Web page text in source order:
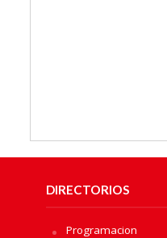
DIRECTORIOS
Programacion